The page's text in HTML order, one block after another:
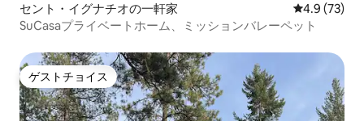
セント・イグナチオの一軒家 レビュー73
4.9 (73)
SuCasaプライベートホーム、ミッションバレーペット
ゲストチョイス
ゲストチョイス